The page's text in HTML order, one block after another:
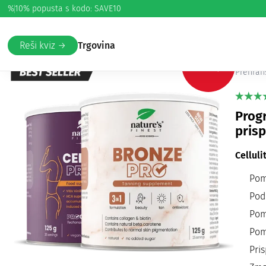
%10% popusta s kodo: SAVE10
Reši kviz → Trgovina
Domov/Lepota in nega/Celulit in strije/ Cellulite PRO &